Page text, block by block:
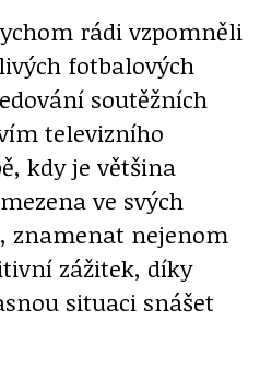
rádi vzpomněli
fotbalových
soutěžních
televizního
kdy je většina
ve svých
znamenat nejenom
zážitek, díky
situaci snášet